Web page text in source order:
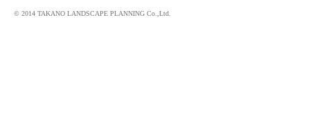
© 2014 TAKANO LANDSCAPE PLANNING Co.,Ltd.